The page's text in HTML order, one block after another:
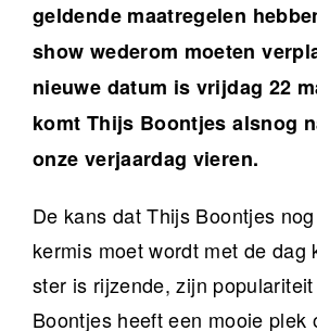
geldende maatregelen
show wederom moeten
nieuwe datum is vrijdag 22
komt Thijs Boontjes alsnog
onze verjaardag vieren.
De kans dat Thijs Boontjes
kermis moet wordt met de dag
ster is rijzende, zijn
Boontjes heeft een mooie plek